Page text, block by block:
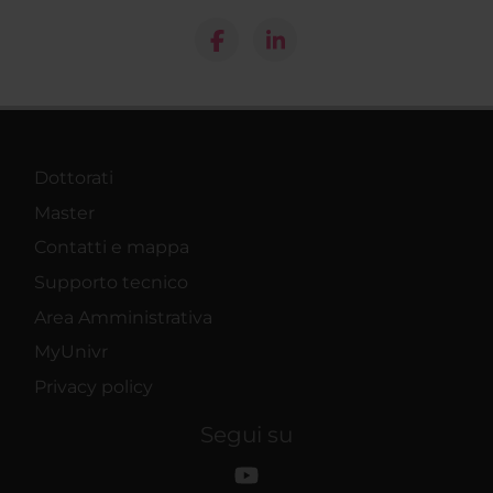
Dottorati
Master
Contatti e mappa
Supporto tecnico
Area Amministrativa
MyUnivr
Privacy policy
Segui su